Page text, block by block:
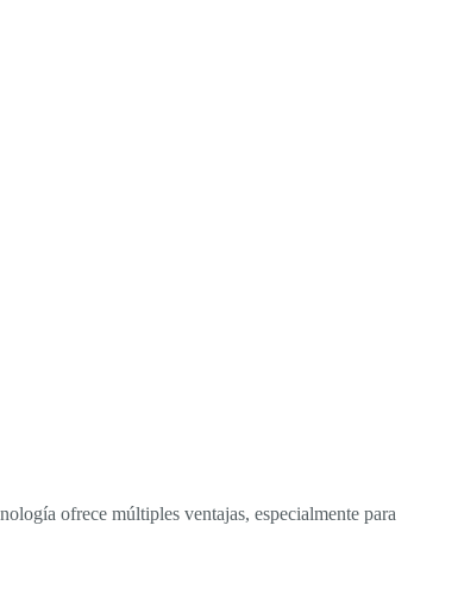
ofrece múltiples ventajas, especialmente para